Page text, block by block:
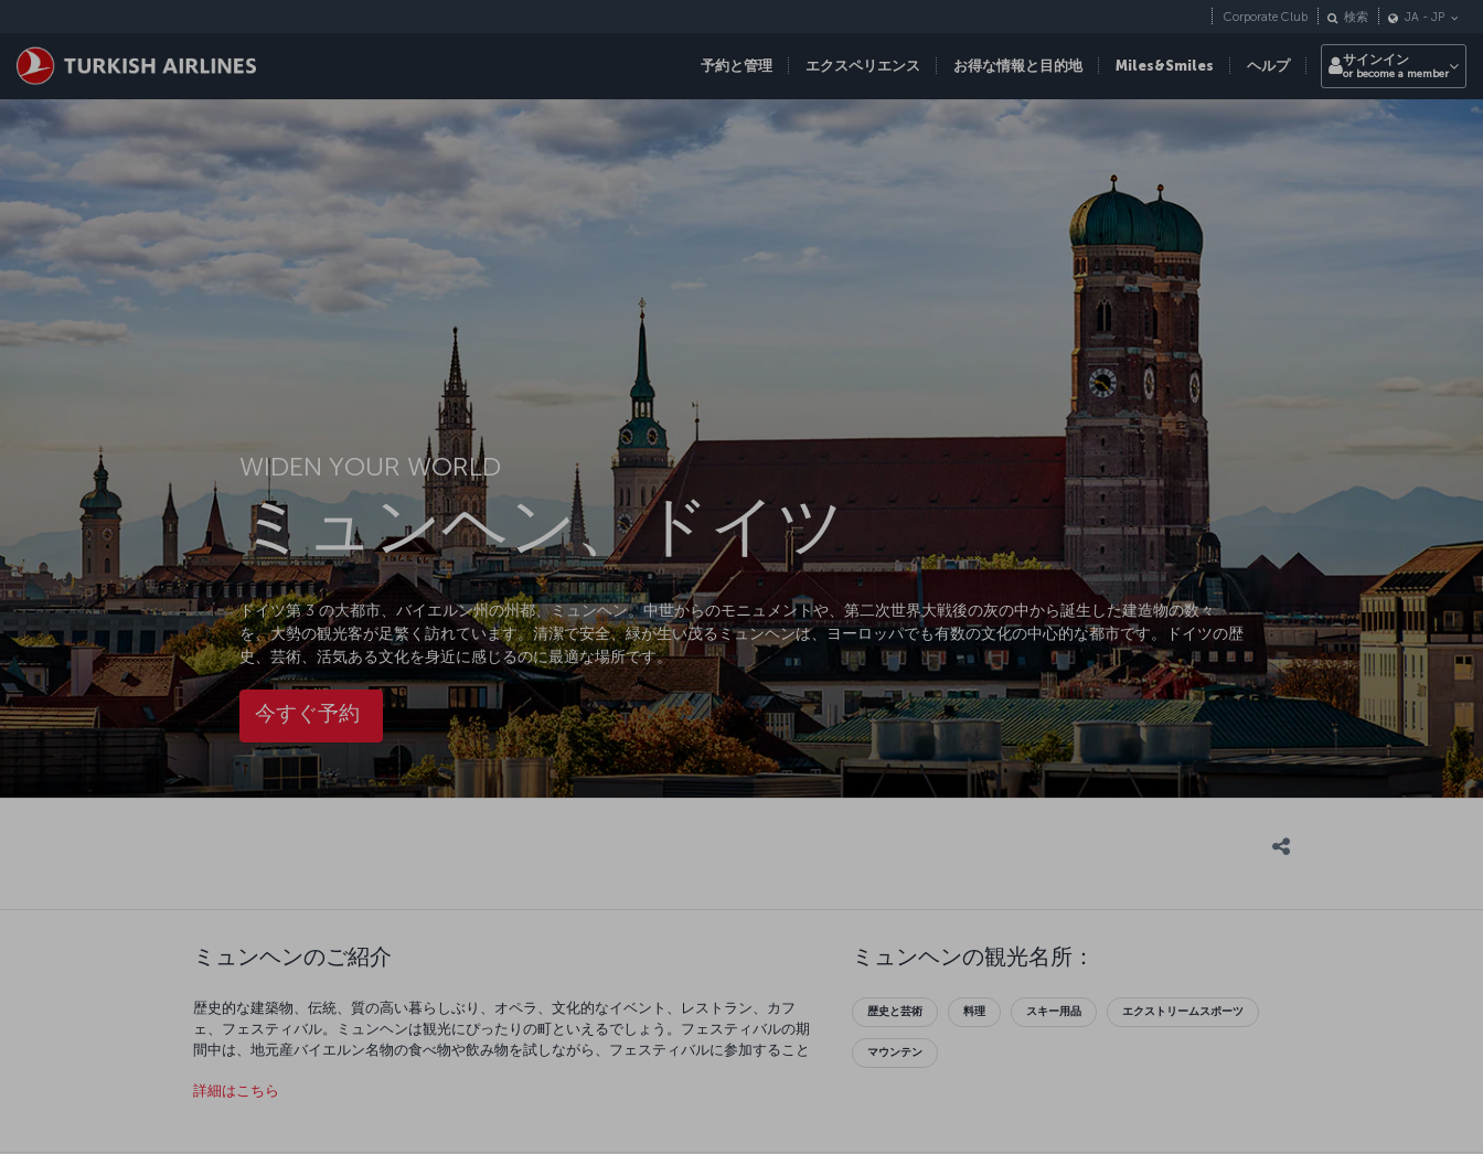
予約と管理 エクスペリエンス お得な情報と目的地 Miles&Smiles ヘルプ
Corporate Club 検索 JA - JP
サインイン
or become a member
WIDEN YOUR WORLD
ミュンヘン、ドイツ
ドイツ第 3 の大都市、バイエルン州の州都、ミュンヘン。中世からのモニュメントや、第二次世界大戦後の灰の中から誕生した建造物の数々
を、大勢の観光客が足繁く訪れています。清潔で安全、緑が生い茂るミュンヘンは、ヨーロッパでも有数の文化の中心的な都市です。ドイツの歴
史、芸術、活気ある文化を身近に感じるのに最適な場所です。
今すぐ予約
ミュンヘンのご紹介
歴史的な建築物、伝統、質の高い暮らしぶり、オペラ、文化的なイベント、レストラン、カフ
ェ、フェスティバル。ミュンヘンは観光にぴったりの町といえるでしょう。フェスティバルの期
間中は、地元産バイエルン名物の食べ物や飲み物を試しながら、フェスティバルに参加すること
ら生まれた質の高い建造物の数々も見られます。マリエン広場を見わたすレストランやカフェで
詳細はこちら
ミュンヘンの観光名所：
歴史と芸術 料理 スキー用品 エクストリームスポーツ
マウンテン